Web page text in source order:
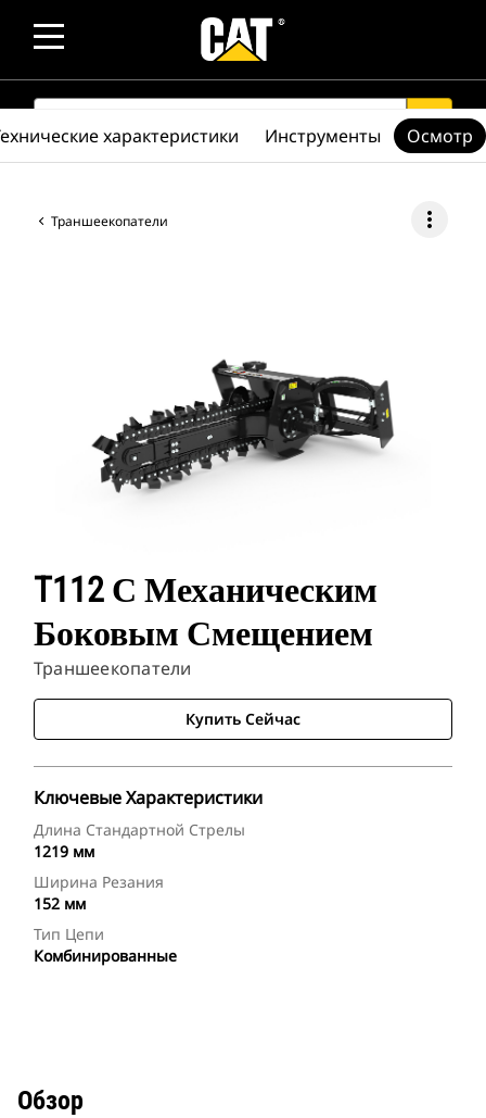
SEARCH search
Траншеекопатели more_vert
T112 С Механическим
Боковым Смещением
Траншеекопатели
Купить Сейчас
Ключевые Характеристики
Длина Стандартной Стрелы
1219 мм
Ширина Резания
152 мм
Тип Цепи
Комбинированные
характеристики Инструменты Осмотр
Обзор